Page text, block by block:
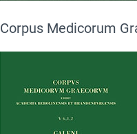
Corpus Medicorum